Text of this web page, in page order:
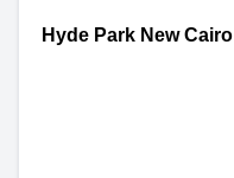
كمبوند هايد بارك التجمع الخامس Hyde Park New Cairo